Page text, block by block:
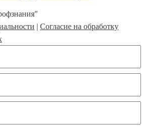
| Согласие на обработку